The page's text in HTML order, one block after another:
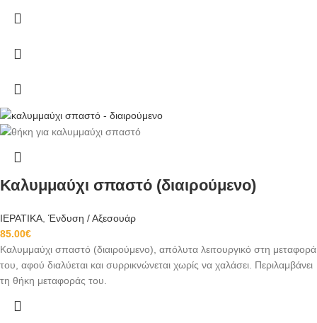
Καλυμμαύχι σπαστό (διαιρούμενο)
ΙΕΡΑΤΙΚΑ, Ένδυση / Αξεσουάρ
85.00€
Καλυμμαύχι σπαστό (διαιρούμενο), απόλυτα λειτουργικό στη μεταφορά
του, αφού διαλύεται και συρρικνώνεται χωρίς να χαλάσει. Περιλαμβάνει
τη θήκη μεταφοράς του.